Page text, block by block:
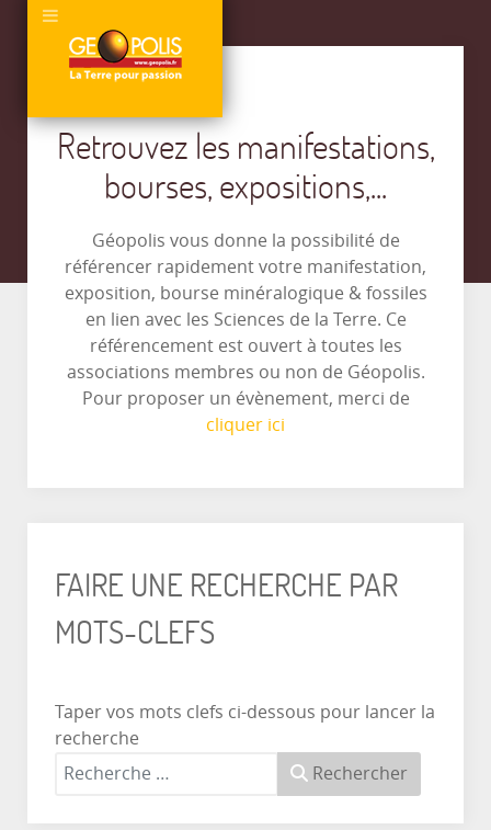
Retrouvez les manifestations,
bourses, expositions,...
Géopolis vous donne la possibilité de
référencer rapidement votre manifestation,
exposition, bourse minéralogique & fossiles
en lien avec les Sciences de la Terre. Ce
référencement est ouvert à toutes les
associations membres ou non de Géopolis.
Pour proposer un évènement, merci de
cliquer ici
FAIRE UNE RECHERCHE PAR
MOTS-CLEFS
Taper vos mots clefs ci-dessous pour lancer la
recherche
Rechercher